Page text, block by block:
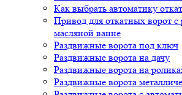
Как выбрать автоматику
Привод для откатных ворот с
масляной ванне
Раздвижные ворота под ключ
Раздвижные ворота на дачу
Раздвижные ворота на
Раздвижные ворота